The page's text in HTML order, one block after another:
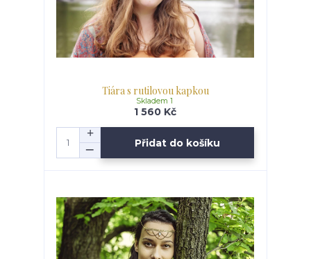
Tiára s rutilovou kapkou
1 560 Kč
Skladem 1
Přidat do košíku